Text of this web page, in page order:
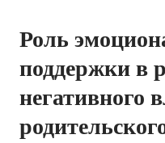
Роль
поддержки в
негативного